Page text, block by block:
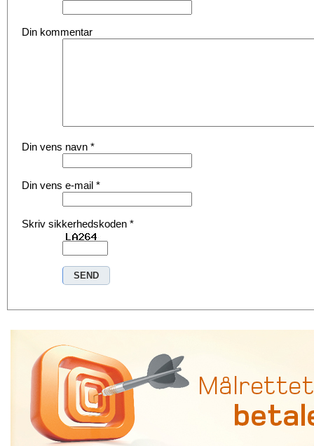
Din kommentar
Din vens navn *
Din vens e-mail *
Skriv sikkerhedskoden *